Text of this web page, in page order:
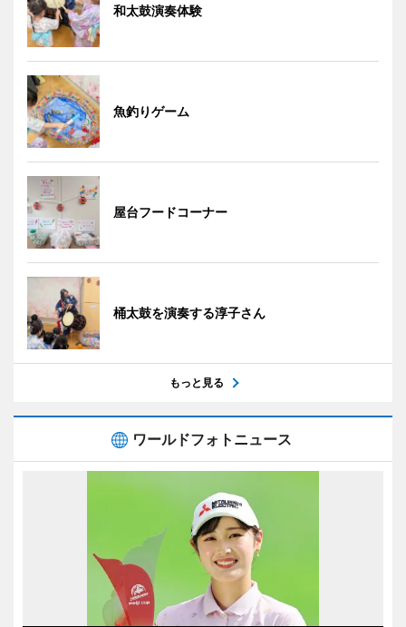
和太鼓演奏体験
魚釣りゲーム
屋台フードコーナー
桶太鼓を演奏する淳子さん
もっと見る
ワールドフォトニュース